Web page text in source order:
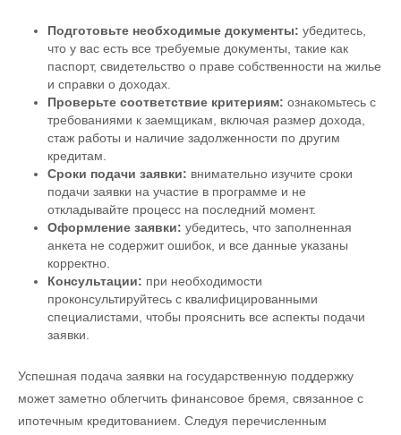
Подготовьте необходимые документы: убедитесь,
что у вас есть все требуемые документы, такие как
паспорт, свидетельство о праве собственности на жилье
и справки о доходах.
Проверьте соответствие критериям: ознакомьтесь с
требованиями к заемщикам, включая размер дохода,
стаж работы и наличие задолженности по другим
кредитам.
Сроки подачи заявки: внимательно изучите сроки
подачи заявки на участие в программе и не
откладывайте процесс на последний момент.
Оформление заявки: убедитесь, что заполненная
анкета не содержит ошибок, и все данные указаны
корректно.
Консультации: при необходимости
проконсультируйтесь с квалифицированными
специалистами, чтобы прояснить все аспекты подачи
заявки.
Успешная подача заявки на государственную поддержку
может заметно облегчить финансовое бремя, связанное с
ипотечным кредитованием. Следуя перечисленным